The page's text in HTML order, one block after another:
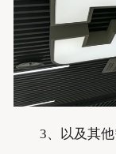
3、以及其